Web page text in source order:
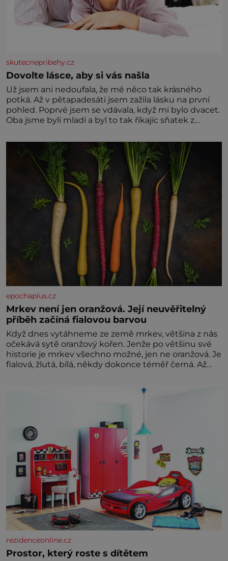
skutecnepribehy.cz
Dovolte lásce, aby si vás našla
Už jsem ani nedoufala, že mě něco tak krásného
potká. Až v pětapadesáti jsem zažila lásku na první
pohled. Poprvé jsem se vdávala, když mi bylo dvacet.
Oba jsme byli mladí a byl to tak říkajíc sňatek z
zaopatřený mladý muž. Manželství nám oběma moc
nesvědčilo, brzy jsme zjistili, že
epochaplus.cz
Mrkev není jen oranžová. Její neuvěřitelný
příběh začíná fialovou barvou
Když dnes vytáhneme ze země mrkev, většina z nás
očekává sytě oranžový kořen. Jenže po většinu své
historie je mrkev všechno možné, jen ne oranžová. Je
fialová, žlutá, bílá, někdy dokonce téměř černá. Až
nedokážeme představit. Její příběh je
rezidenceonline.cz
Prostor, který roste s dítětem